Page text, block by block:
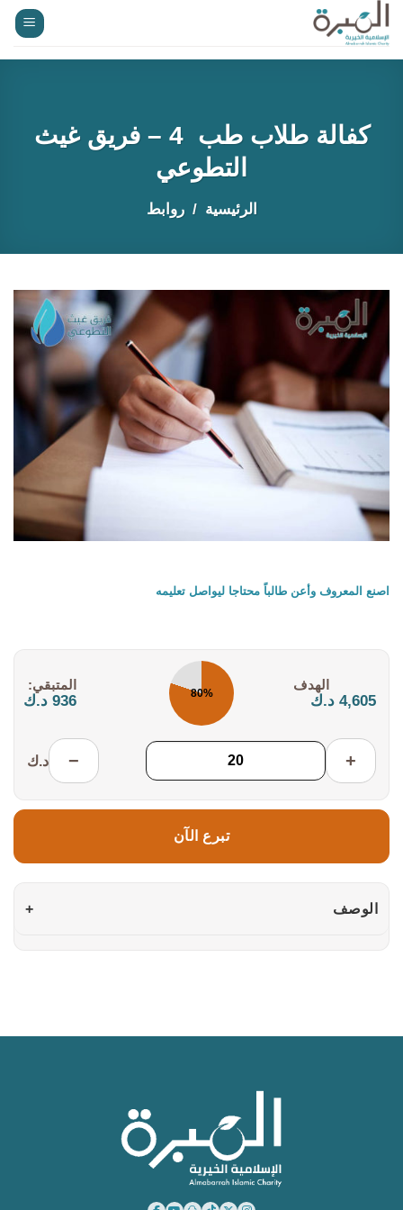
تخطي
للمحتوى
كفالة طلاب طب 4 – فريق غيث
التطوعي
الرئيسية روابط
اصنع المعروف وأعن طالباً محتاجا ليواصل تعليمه
4,605 د.ك 80%
المتبقي:
936 د.ك
+
− د.ك
تبرع الآن
الوصف +